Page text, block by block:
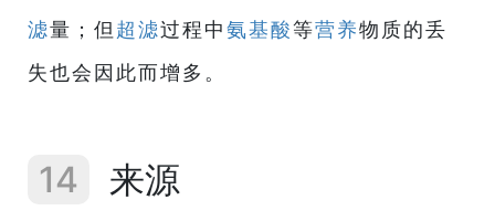
滤量；但 超滤过程中氨基酸等营养物质的丢
失也会因此而增多。
14 来源